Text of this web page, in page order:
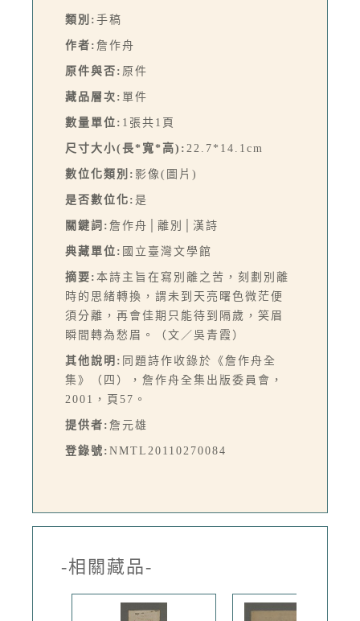
類別: 手稿
作者: 詹作舟
原件與否: 原件
藏品層次: 單件
數量單位: 1張共1頁
尺寸大小(長*寬*高): 22.7*14.1cm
數位化類別: 影像(圖片)
是否數位化: 是
關鍵詞: 詹作舟│離別│漢詩
典藏單位: 國立臺灣文學館
摘要: 本詩主旨在寫別離之苦，刻劃別離
時的思緒轉換，謂未到天亮曙色微茫便
須分離，再會佳期只能待到隔歲，笑眉
瞬間轉為愁眉。（文／吳青霞）
其他說明: 同題詩作收錄於《詹作舟全
集》（四），詹作舟全集出版委員會，
2001，頁57。
提供者: 詹元雄
登錄號: NMTL20110270084
-相關藏品-